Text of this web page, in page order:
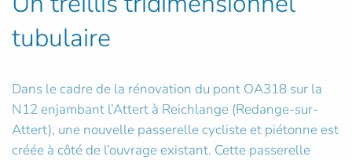
tubulaire
Dans le cadre de la rénovation du pont OA318 sur la
N12 enjambant l’Attert à Reichlange (Redange-sur-
Attert), une nouvelle passerelle cycliste et piétonne est
créée à côté de l’ouvrage existant. Cette passerelle